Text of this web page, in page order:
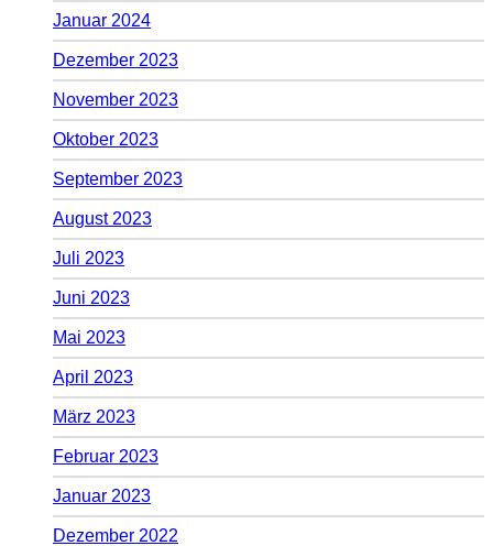
Januar 2024
Dezember 2023
November 2023
Oktober 2023
September 2023
August 2023
Juli 2023
Juni 2023
Mai 2023
April 2023
März 2023
Februar 2023
Januar 2023
Dezember 2022